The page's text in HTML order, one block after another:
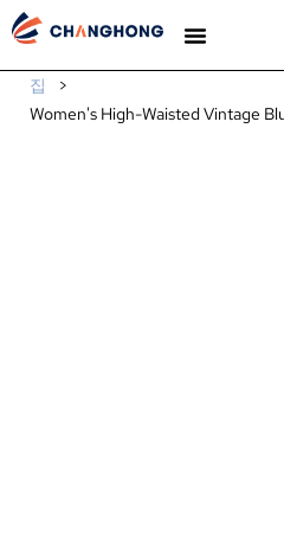
집
>
Women's High-Waisted Vintage